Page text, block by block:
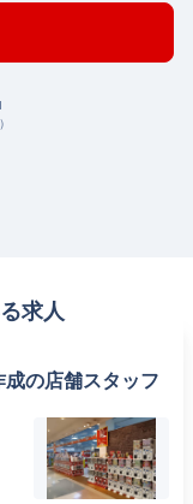
求人
の店舗スタッフ